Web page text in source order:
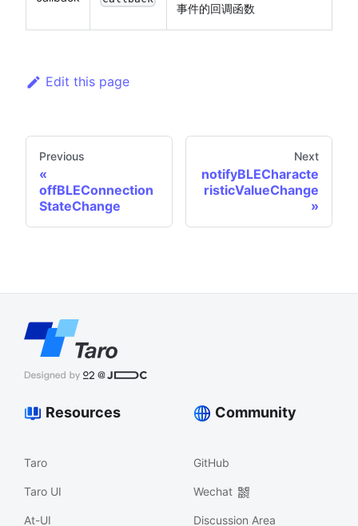
事件的回调函数
Edit this page
Previous
offBLEConnection
StateChange
Next
notifyBLECharacte
risticValueChange
Resources
Taro
Taro UI
At-UI
Community
GitHub
Wechat
Discussion Area